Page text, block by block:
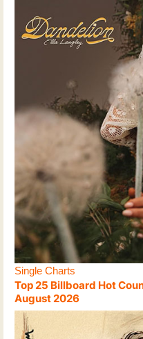
Single Charts
Top 25 Billboard Hot
August 2026